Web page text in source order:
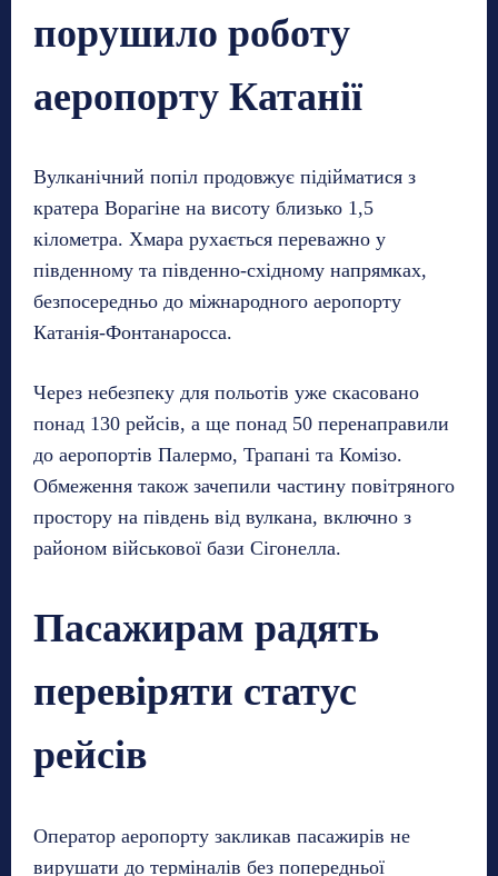
порушило роботу
аеропорту Катанії
Вулканічний попіл продовжує підійматися з
кратера Ворагіне на висоту близько 1,5
кілометра. Хмара рухається переважно у
південному та південно-східному напрямках,
безпосередньо до міжнародного аеропорту
Катанія-Фонтанаросса.
Через небезпеку для польотів уже скасовано
понад 130 рейсів, а ще понад 50 перенаправили
до аеропортів Палермо, Трапані та Комізо.
Обмеження також зачепили частину повітряного
простору на південь від вулкана, включно з
районом військової бази Сігонелла.
Пасажирам радять
перевіряти статус
рейсів
Оператор аеропорту закликав пасажирів не
вирушати до терміналів без попередньої